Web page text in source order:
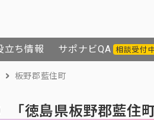
立ち情報 サポナビQA 相談受付
板野郡藍住町
「徳島県板野郡藍住